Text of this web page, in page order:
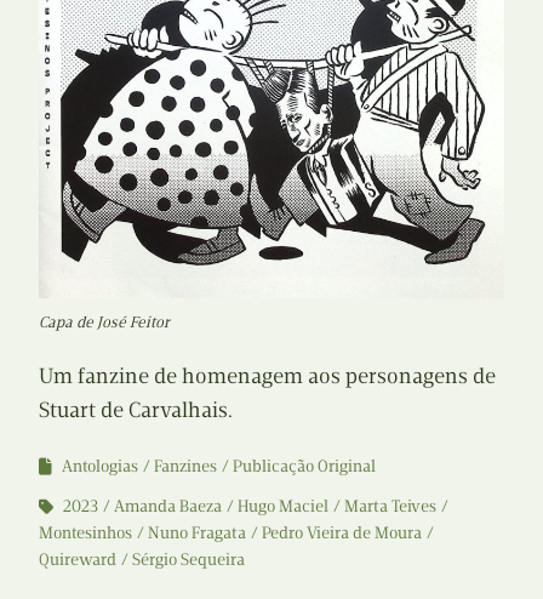
Capa de José Feitor
Um fanzine de homenagem aos personagens de
Stuart de Carvalhais.
Antologias Fanzines
Publicação Original
2023
Amanda Baeza Hugo Maciel
Marta Teives
Montesinhos
Nuno Fragata
Pedro Vieira de Moura
Quireward
Sérgio Sequeira